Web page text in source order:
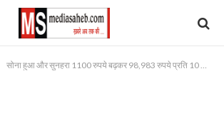
सोना हुआ और सुनहरा 1100 रुपये बढ़कर 98,983 रुपये प्रति 10 ग्राम हुआ